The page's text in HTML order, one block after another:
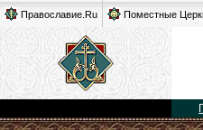
Православие.Ru Поместные